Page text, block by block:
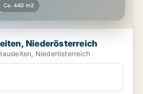
Ca. 440 m2
Niederösterreich
Niederösterreich